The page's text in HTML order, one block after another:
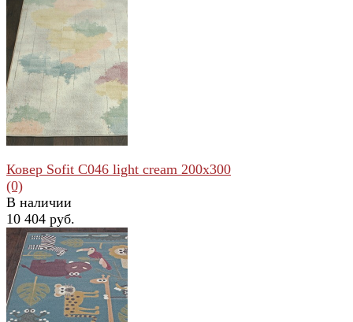
избранное сравнить
избранное сравнить
Ковер Sofit C046 light cream 200x300
(0)
В наличии
10 404 руб.